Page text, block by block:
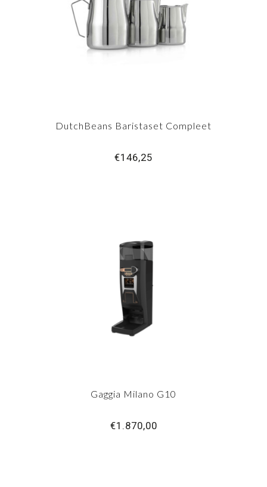
DutchBeans Baristaset Compleet
€146,25
Gaggia Milano G10
€1.870,00